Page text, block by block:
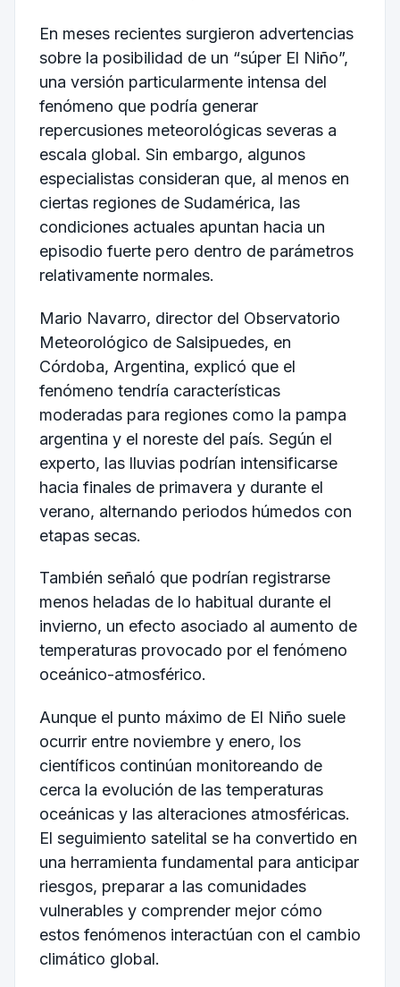
En meses recientes surgieron advertencias
sobre la posibilidad de un “súper El Niño”,
una versión particularmente intensa del
fenómeno que podría generar
repercusiones meteorológicas severas a
escala global. Sin embargo, algunos
especialistas consideran que, al menos en
ciertas regiones de Sudamérica, las
condiciones actuales apuntan hacia un
episodio fuerte pero dentro de parámetros
relativamente normales.
Mario Navarro, director del Observatorio
Meteorológico de Salsipuedes, en
Córdoba, Argentina, explicó que el
fenómeno tendría características
moderadas para regiones como la pampa
argentina y el noreste del país. Según el
experto, las lluvias podrían intensificarse
hacia finales de primavera y durante el
verano, alternando periodos húmedos con
etapas secas.
También señaló que podrían registrarse
menos heladas de lo habitual durante el
invierno, un efecto asociado al aumento de
temperaturas provocado por el fenómeno
oceánico-atmosférico.
Aunque el punto máximo de El Niño suele
ocurrir entre noviembre y enero, los
científicos continúan monitoreando de
cerca la evolución de las temperaturas
oceánicas y las alteraciones atmosféricas.
El seguimiento satelital se ha convertido en
una herramienta fundamental para anticipar
riesgos, preparar a las comunidades
vulnerables y comprender mejor cómo
estos fenómenos interactúan con el cambio
climático global.